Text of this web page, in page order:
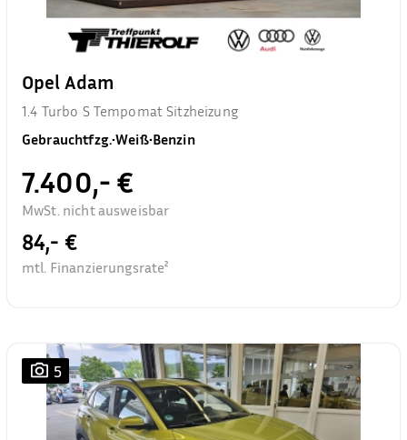
Opel Adam
1.4 Turbo S Tempomat Sitzheizung
Gebrauchtfzg.•Weiß•Benzin
7.400,- €
MwSt. nicht ausweisbar
84,- €
mtl. Finanzierungsrate²
5